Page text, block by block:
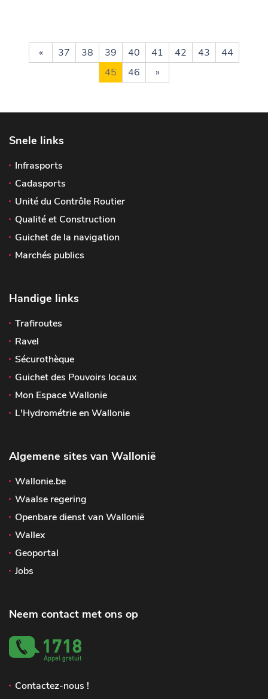
« 37 38 39 40 41 42 43
44
45
46 »
Snele links
Infrasports
Cadasports
Unité du Contrôle Routier
Qualité et Construction
Guichet de la navigation
Marchés publics
Handige links
Trafiroutes
Ravel
Sécurothèque
Guichet des Pouvoirs locaux
Mon Espace Wallonie
L'Hydrométrie en Wallonie
Algemene sites van Wallonië
Wallonie.be
Waalse regering
Openbare dienst van Wallonië
Wallex
Geoportal
Jobs
Neem contact met ons op
Contactez-nous !